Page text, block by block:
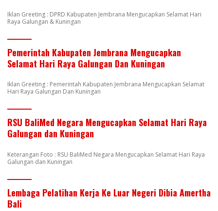
Iklan Greeting : DPRD Kabupaten Jembrana Mengucapkan Selamat Hari
Raya Galungan & Kuningan
Pemerintah Kabupaten Jembrana Mengucapkan
Selamat Hari Raya Galungan Dan Kuningan
Iklan Greeting : Pemerintah Kabupaten Jembrana Mengucapkan Selamat
Hari Raya Galungan Dan Kuningan
RSU BaliMed Negara Mengucapkan Selamat Hari Raya
Galungan dan Kuningan
Keterangan Foto : RSU BaliMed Negara Mengucapkan Selamat Hari Raya
Galungan dan Kuningan
Lembaga Pelatihan Kerja Ke Luar Negeri Dibia Amertha
Bali